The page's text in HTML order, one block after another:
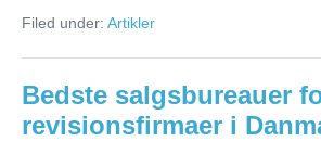
i
til
Filed under: Artikler
Bedste salgsbureauer
revisionsfirmaer i